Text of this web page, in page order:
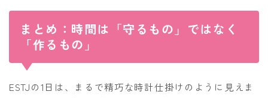
まとめ：時間は「守るもの」ではなく
「作るもの」
ESTJの1日は、まるで精巧な時計仕掛けのように見えま